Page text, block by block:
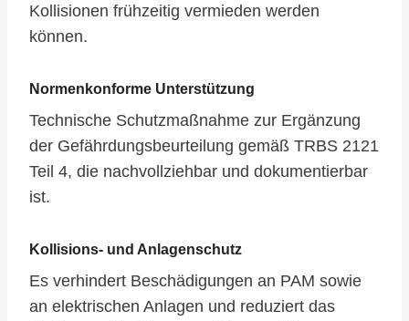
Kollisionen frühzeitig vermieden werden
können.
Normenkonforme Unterstützung
Technische Schutzmaßnahme zur Ergänzung
der Gefährdungsbeurteilung gemäß TRBS 2121
Teil 4, die nachvollziehbar und dokumentierbar
ist.
Kollisions- und Anlagenschutz
Es verhindert Beschädigungen an PAM sowie
an elektrischen Anlagen und reduziert das